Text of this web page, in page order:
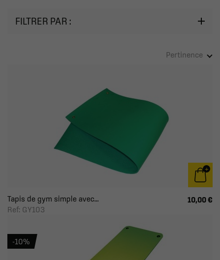
FILTRER PAR :
Pertinence
Tapis de gym simple avec...
Ref: GY103
10,00 €
-10%